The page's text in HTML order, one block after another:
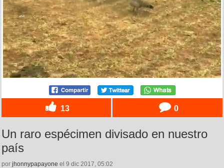
13 0
Un raro espécimen divisado en nuestro
país
por jhonnypapayone el 9 dic 2017, 05:02